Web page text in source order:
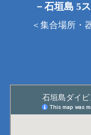
－石垣島 5
＜集合場所・